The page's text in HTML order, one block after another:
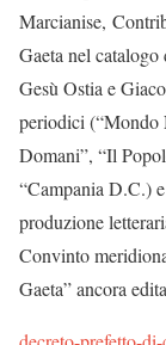
Marcianise,
Gaeta nel
Gesù Ostia e
periodici (“Mondo
Domani”, “Il
“Campania D.C.)
produzione
Convinto
Gaeta” ancora